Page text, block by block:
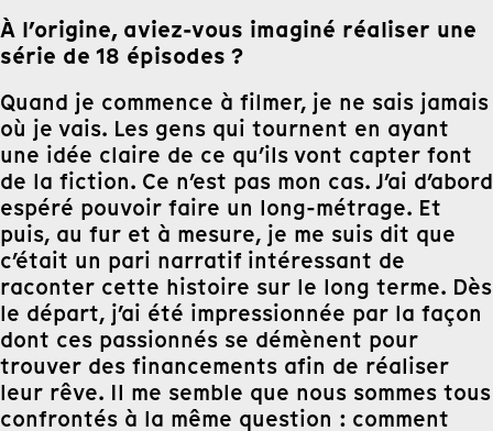
À l’origine, aviez-vous imaginé réaliser une
série de 18 épisodes ?
Quand je commence à filmer, je ne sais jamais
où je vais. Les gens qui tournent en ayant
une idée claire de ce qu’ils vont capter font
de la fiction. Ce n’est pas mon cas. J’ai d’abord
espéré pouvoir faire un long-métrage. Et
puis, au fur et à mesure, je me suis dit que
c’était un pari narratif intéressant de
raconter cette histoire sur le long terme. Dès
le départ, j’ai été impressionnée par la façon
dont ces passionnés se démènent pour
trouver des financements afin de réaliser
leur rêve. Il me semble que nous sommes tous
confrontés à la même question : comment